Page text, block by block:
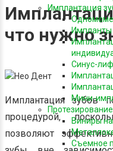
Имплантация
Импланты
Синус-
Мини-
Виниры
Съемное
что нужно
Имплантация зубов
процедурой,
позволяют